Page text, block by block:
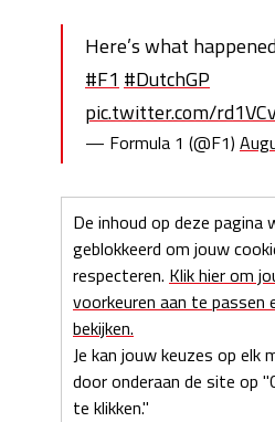
Here’s what
#F1 #DutchGP
pic.twitter.com/
— Formula 1 (@F1)
De inhoud op deze
geblokkeerd om jouw
respecteren. Klik hier om
voorkeuren aan te passen
bekijken.
Je kan jouw keuzes op elk
door onderaan de site op
te klikken."